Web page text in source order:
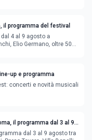
il programma del festival
4 al 9 agosto a
Elio Germano, oltre 50
up e programma
concerti e novità musicali
il programma dal 3 al 9
dal 3 al 9 agosto tra